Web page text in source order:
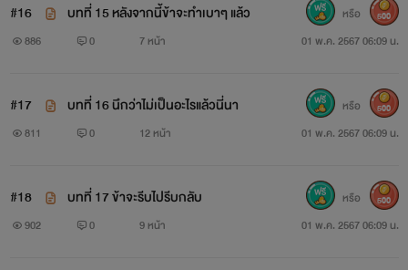
#16 บทที่ 15 หลังจากนี้ข้าจะทำเบาๆ แล้ว
886 0 7 หน้า 01 พ.ค. 2567 06:09 น.
หรือ 500
#17 บทที่ 16 นึกว่าไม่เป็นอะไรแล้วนี่นา
811 0 12 หน้า 01 พ.ค. 2567 06:09 น.
หรือ 500
#18 บทที่ 17 ข้าจะรีบไปรีบกลับ
902 0 9 หน้า 01 พ.ค. 2567 06:09 น.
หรือ 500